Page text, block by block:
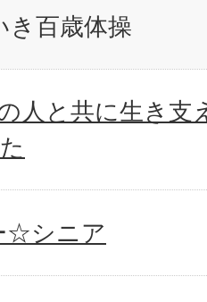
き百歳体操
人と共に生き支
☆シニア